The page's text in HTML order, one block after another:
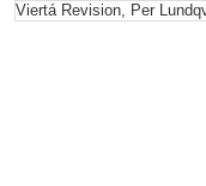
Viertá Revision, Per